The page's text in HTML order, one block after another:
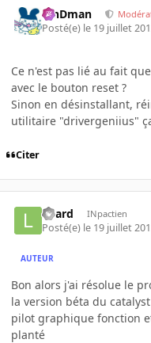
RinDman
Posté(e) le 19 juillet
Ce n'est pas lié au fait
avec le bouton reset ?
Sinon en désinstallant,
utilitaire "drivergeniius"
Citer
Loard INpactien
Posté(e) le 19 juillet
AUTEUR
Bon alors j'ai résolue le
la version béta du
pilot graphique fonction
planté